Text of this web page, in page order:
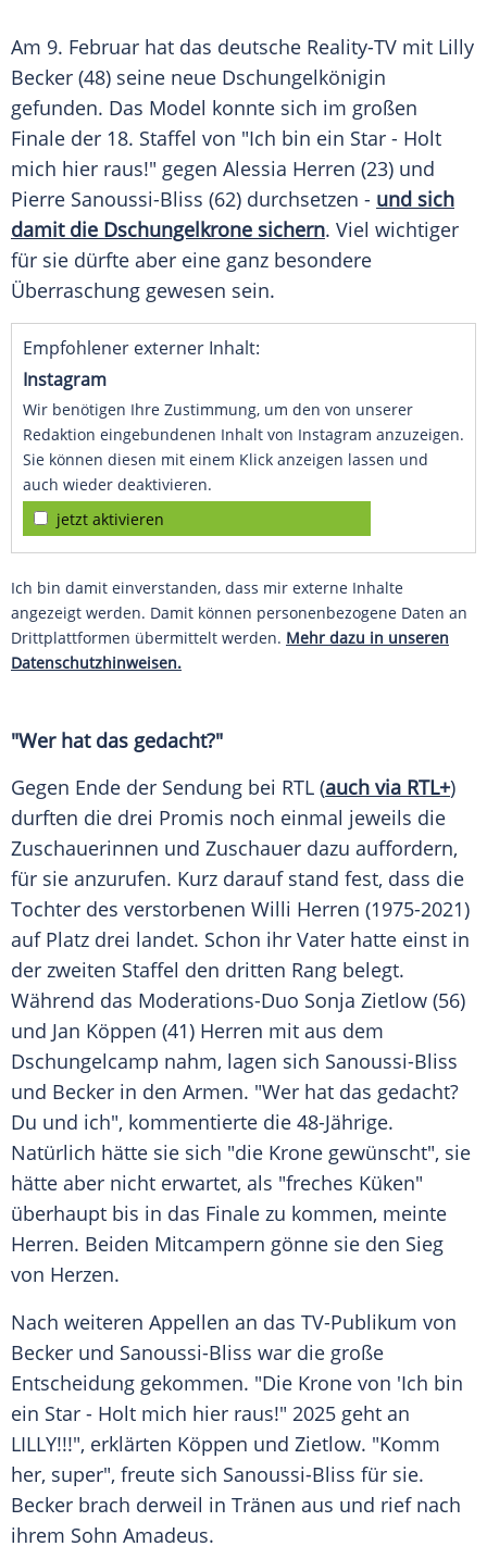
Am 9. Februar hat das deutsche Reality-TV mit Lilly
Becker (48) seine neue Dschungelkönigin
gefunden. Das Model konnte sich im großen
Finale der 18. Staffel von "Ich bin ein Star - Holt
mich hier raus!" gegen Alessia Herren (23) und
Pierre Sanoussi-Bliss (62) durchsetzen - und sich
damit die Dschungelkrone sichern. Viel wichtiger
für sie dürfte aber eine ganz besondere
Überraschung gewesen sein.
Empfohlener externer Inhalt:
Instagram
Wir benötigen Ihre Zustimmung, um den von unserer
Redaktion eingebundenen Inhalt von Instagram anzuzeigen.
Sie können diesen mit einem Klick anzeigen lassen und
auch wieder deaktivieren.
jetzt aktivieren
Ich bin damit einverstanden, dass mir externe Inhalte
angezeigt werden. Damit können personenbezogene Daten an
Drittplattformen übermittelt werden. Mehr dazu in unseren
Datenschutzhinweisen.
"Wer hat das gedacht?"
Gegen Ende der Sendung bei RTL (auch via RTL+)
durften die drei Promis noch einmal jeweils die
Zuschauerinnen und Zuschauer dazu auffordern,
für sie anzurufen. Kurz darauf stand fest, dass die
Tochter des verstorbenen Willi Herren (1975-2021)
auf Platz drei landet. Schon ihr Vater hatte einst in
der zweiten Staffel den dritten Rang belegt.
Während das Moderations-Duo Sonja Zietlow (56)
und Jan Köppen (41) Herren mit aus dem
Dschungelcamp nahm, lagen sich Sanoussi-Bliss
und Becker in den Armen. "Wer hat das gedacht?
Du und ich", kommentierte die 48-Jährige.
Natürlich hätte sie sich "die Krone gewünscht", sie
hätte aber nicht erwartet, als "freches Küken"
überhaupt bis in das Finale zu kommen, meinte
Herren. Beiden Mitcampern gönne sie den Sieg
von Herzen.
Nach weiteren Appellen an das TV-Publikum von
Becker und Sanoussi-Bliss war die große
Entscheidung gekommen. "Die Krone von 'Ich bin
ein Star - Holt mich hier raus!" 2025 geht an
LILLY!!!", erklärten Köppen und Zietlow. "Komm
her, super", freute sich Sanoussi-Bliss für sie.
Becker brach derweil in Tränen aus und rief nach
ihrem Sohn Amadeus.